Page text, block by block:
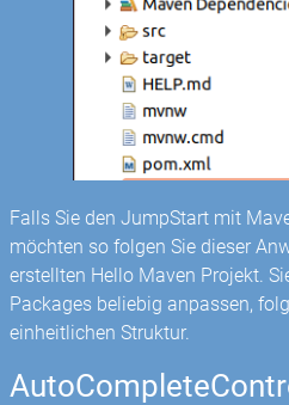
Falls Sie den JumpStart mit
möchten so folgen Sie dieser
erstellten Hello Maven Projekt.
Packages beliebig anpassen,
einheitlichen Struktur.